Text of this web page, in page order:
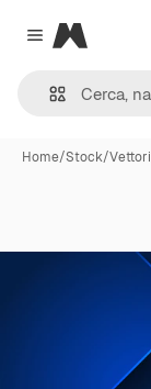
Close menu
Magnific
Home/Stock/Vettori